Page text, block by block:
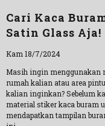
Cari Kaca
Satin Glass Aja!
Kam 18/7/2024
Masih ingin menggunakan
rumah kalian atau area
kalian inginkan? Sebelum
material stiker kaca buram
mendapatkan tampilan